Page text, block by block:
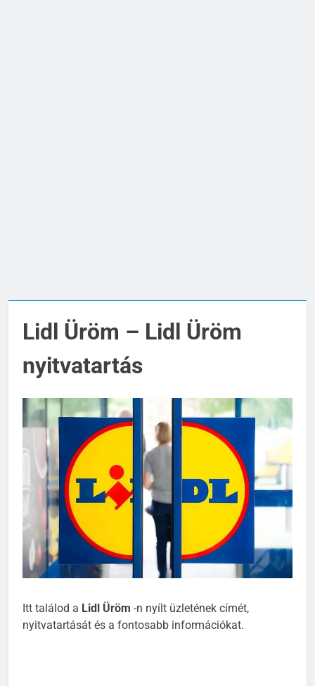
Lidl Üröm – Lidl Üröm
nyitvatartás
Itt találod a Lidl Üröm -n nyílt üzletének címét,
nyitvatartását és a fontosabb információkat.